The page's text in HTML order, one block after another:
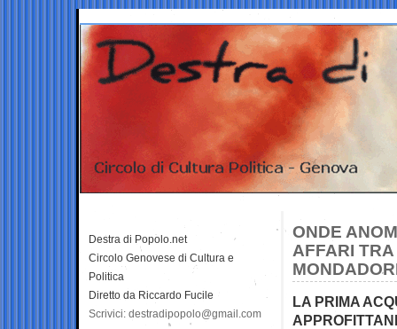
ONDE
AFFARI
LA PRIMA
Destra di Popolo.net
Circolo Genovese di Cultura e
Politica
Diretto da Riccardo Fucile
Scrivici: destradipopolo@gmail.com